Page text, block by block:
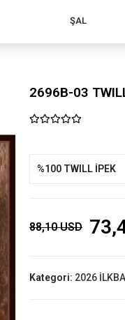
ŞAL
2696B-03
%100 TWILL İPEK
88,10 USD
Kategori: 2026